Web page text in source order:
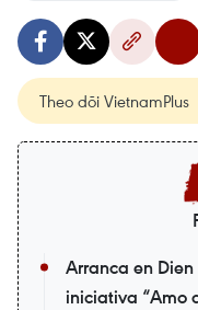
Theo dõi VietnamPlus
Arranca en
iniciativa “Amo